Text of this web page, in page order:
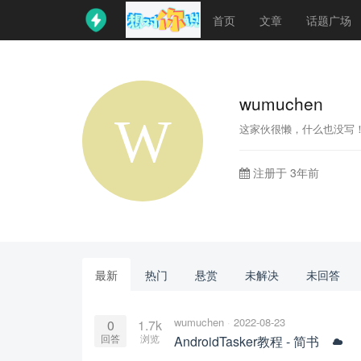
首页 文章 话题广场
wumuchen
这家伙很懒，什么也没写
注册于 3年前
最新 热门 悬赏 未解决 未回答
0
回答
1.7k
浏览
wumuchen 2022-08-23
AndroidTasker教程 - 简书